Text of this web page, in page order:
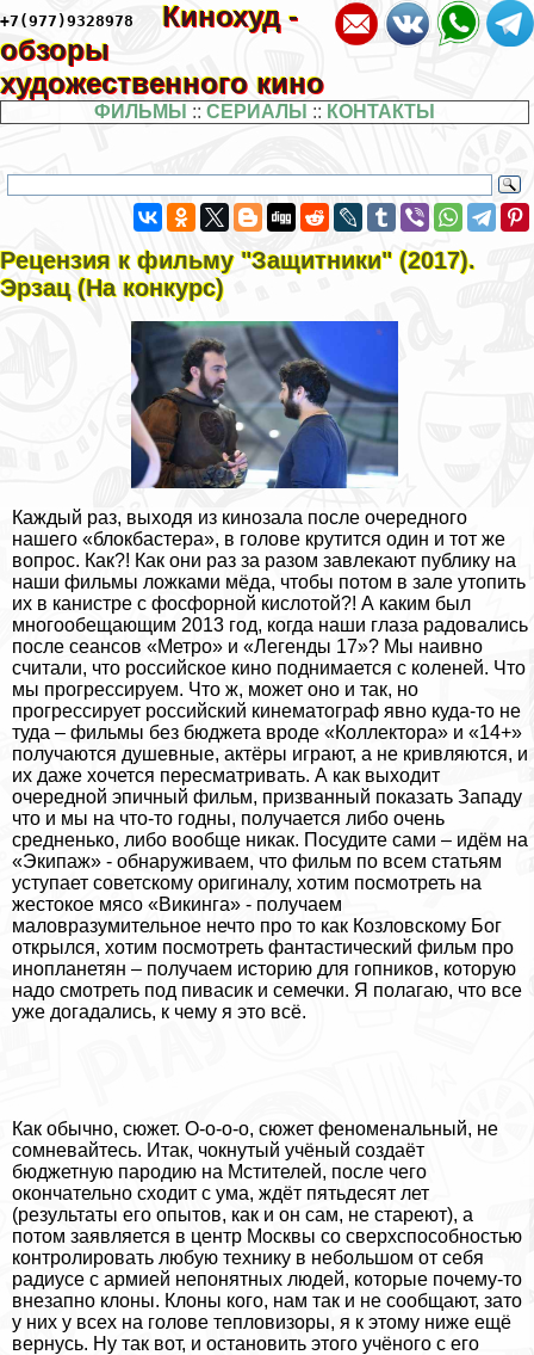
+7(977)9328978
Кинохуд -
обзоры
художественного кино
ФИЛЬМЫ :: СЕРИАЛЫ :: КОНТАКТЫ
Рецензия к фильму "Защитники" (2017).
Эрзац (На конкурс)
Каждый раз, выходя из кинозала после очередного
нашего «блокбастера», в голове крутится один и тот же
вопрос. Как?! Как они раз за разом завлекают публику на
наши фильмы ложками мёда, чтобы потом в зале утопить
их в канистре с фосфорной кислотой?! А каким был
многообещающим 2013 год, когда наши глаза радовались
после сеансов «Метро» и «Легенды 17»? Мы наивно
считали, что российское кино поднимается с коленей. Что
мы прогрессируем. Что ж, может оно и так, но
прогрессирует российский кинематограф явно куда-то не
туда – фильмы без бюджета вроде «Коллектора» и «14+»
получаются душевные, актёры играют, а не кривляются, и
их даже хочется пересматривать. А как выходит
очередной эпичный фильм, призванный показать Западу
что и мы на что-то годны, получается либо очень
средненько, либо вообще никак. Посудите сами – идём на
«Экипаж» - обнаруживаем, что фильм по всем статьям
уступает советскому оригиналу, хотим посмотреть на
жестокое мясо «Викинга» - получаем
маловразумительное нечто про то как Козловскому Бог
открылся, хотим посмотреть фантастический фильм про
инопланетян – получаем историю для гопников, которую
надо смотреть под пивасик и семечки. Я полагаю, что все
уже догадались, к чему я это всё.
Как обычно, сюжет. О-о-о-о, сюжет феноменальный, не
сомневайтесь. Итак, чокнутый учёный создаёт
бюджетную пародию на Мстителей, после чего
окончательно сходит с ума, ждёт пятьдесят лет
(результаты его опытов, как и он сам, не стареют), а
потом заявляется в центр Москвы со сверхспособностью
контролировать любую технику в небольшом от себя
радиусе с армией непонятных людей, которые почему-то
внезапно клоны. Клоны кого, нам так и не сообщают, зато
у них у всех на голове тепловизоры, я к этому ниже ещё
вернусь. Ну так вот, и остановить этого учёного с его